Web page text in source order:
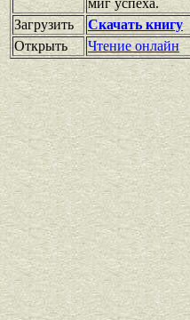
Загрузить
Скачать книгу
Открыть
Чтение онлайн